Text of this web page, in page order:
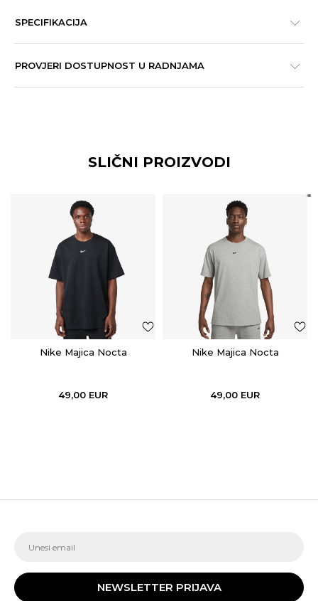
SPECIFIKACIJA
PROVJERI DOSTUPNOST U RADNJAMA
SLIČNI PROIZVODI
Nike Majica Nocta
49,00 EUR
Nike Majica Nocta
49,00 EUR
NEWSLETTER PRIJAVA